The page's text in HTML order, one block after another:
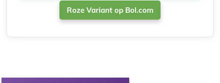
Roze Variant op Bol.com